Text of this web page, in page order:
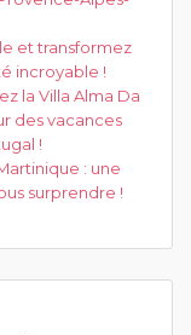
et transformez
incroyable !
la Villa Alma Da
des vacances
!
: une
surprendre !